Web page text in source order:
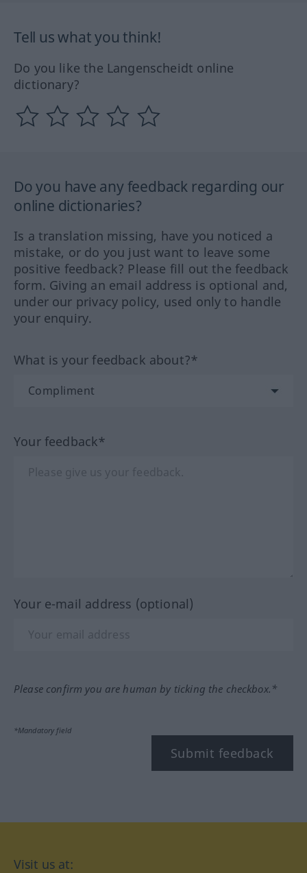
Tell us what you think!
Do you like the Langenscheidt online
dictionary?
Do you have any feedback regarding our
online dictionaries?
Is a translation missing, have you noticed a
mistake, or do you just want to leave some
positive feedback? Please fill out the feedback
form. Giving an email address is optional and,
under our privacy policy, used only to handle
your enquiry.
What is your feedback about?*
Your feedback*
Your e-mail address (optional)
Please confirm you are human by ticking the checkbox.*
*Mandatory field
Submit feedback
Visit us at: